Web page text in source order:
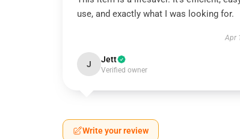
use, and exactly what I was looking for.
Apr
J Jett
Verified owner
Write your review